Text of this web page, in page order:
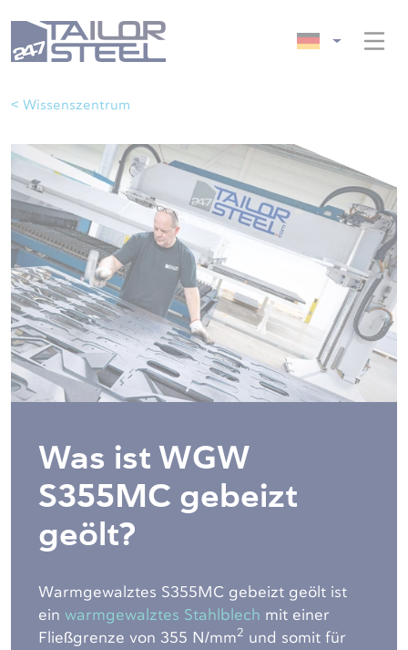
< Wissenszentrum
Was ist WGW
S355MC gebeizt
geölt?
Warmgewalztes S355MC gebeizt geölt ist
ein warmgewalztes Stahlblech mit einer
Fließgrenze von 355 N/mm2 und somit für